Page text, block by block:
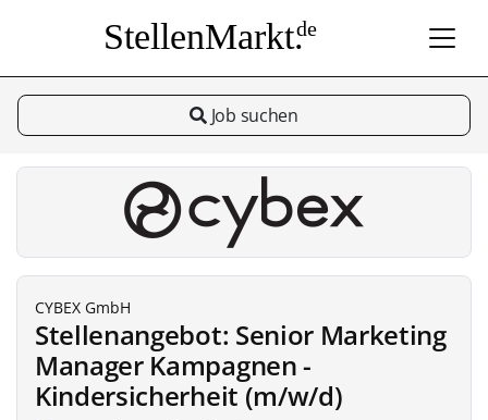
StellenMarkt.de
Job suchen
CYBEX GmbH
Stellenangebot: Senior Marketing
Manager Kampagnen -
Kindersicherheit (m/w/d)